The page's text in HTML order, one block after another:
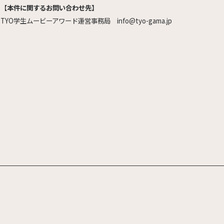
【本件に関するお問い合わせ先】
TYO学生ムービーアワード運営事務局 info@tyo-gama.jp